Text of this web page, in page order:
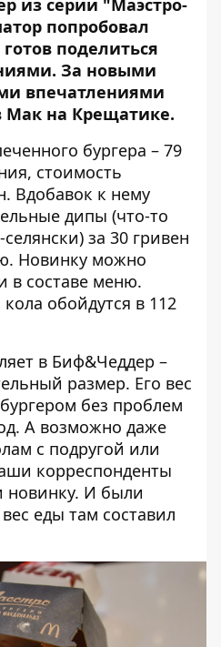
попробовал
поделиться
За новыми
впечатлениями
Мак на Крещатике.
бургера – 79
стоимость
Вдобавок к нему
дипы (что-то
за 30 гривен
Новинку можно
в составе меню.
обойдутся в 112
в Биф&Чеддер –
размер. Его вес
без проблем
А возможно даже
с подругой или
корреспонденты
новинку. И были
еды там составил